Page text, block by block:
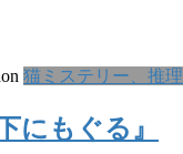
猫ミステリー、推理
にもぐる』